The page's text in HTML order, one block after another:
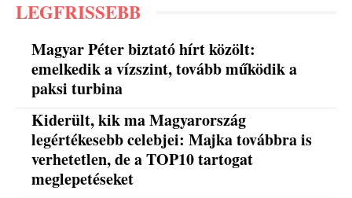
LEGFRISSEBB
Magyar Péter biztató hírt közölt:
emelkedik a vízszint, tovább működik a
paksi turbina
Kiderült, kik ma Magyarország
legértékesebb celebjei: Majka továbbra is
verhetetlen, de a TOP10 tartogat
meglepetéseket